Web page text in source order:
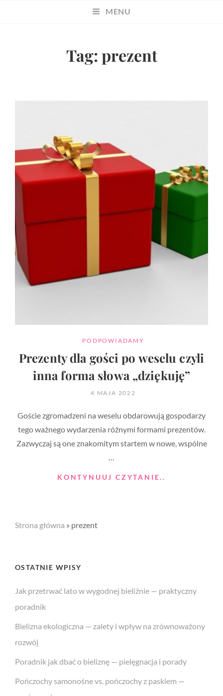
MENU
Tag:prezent
CATEGORIES
PODPOWIADAMY
Prezenty dla gości po weselu czyli
inna forma słowa „dziękuję”
POSTED
4 MAJA 2022
Goście zgromadzeni na weselu obdarowują gospodarzy
tego ważnego wydarzenia różnymi formami prezentów.
Zazwyczaj są one znakomitym startem w nowe, wspólne
…
KONTYNUUJ CZYTANIE..
Strona główna » prezent
OSTATNIE WPISY
Jak przetrwać lato w wygodnej bieliźnie — praktyczny
poradnik
Bielizna ekologiczna — zalety i wpływ na zrównoważony
rozwój
Poradnik jak dbać o bieliznę — pielęgnacja i porady
Pończochy samonośne vs. pończochy z paskiem —